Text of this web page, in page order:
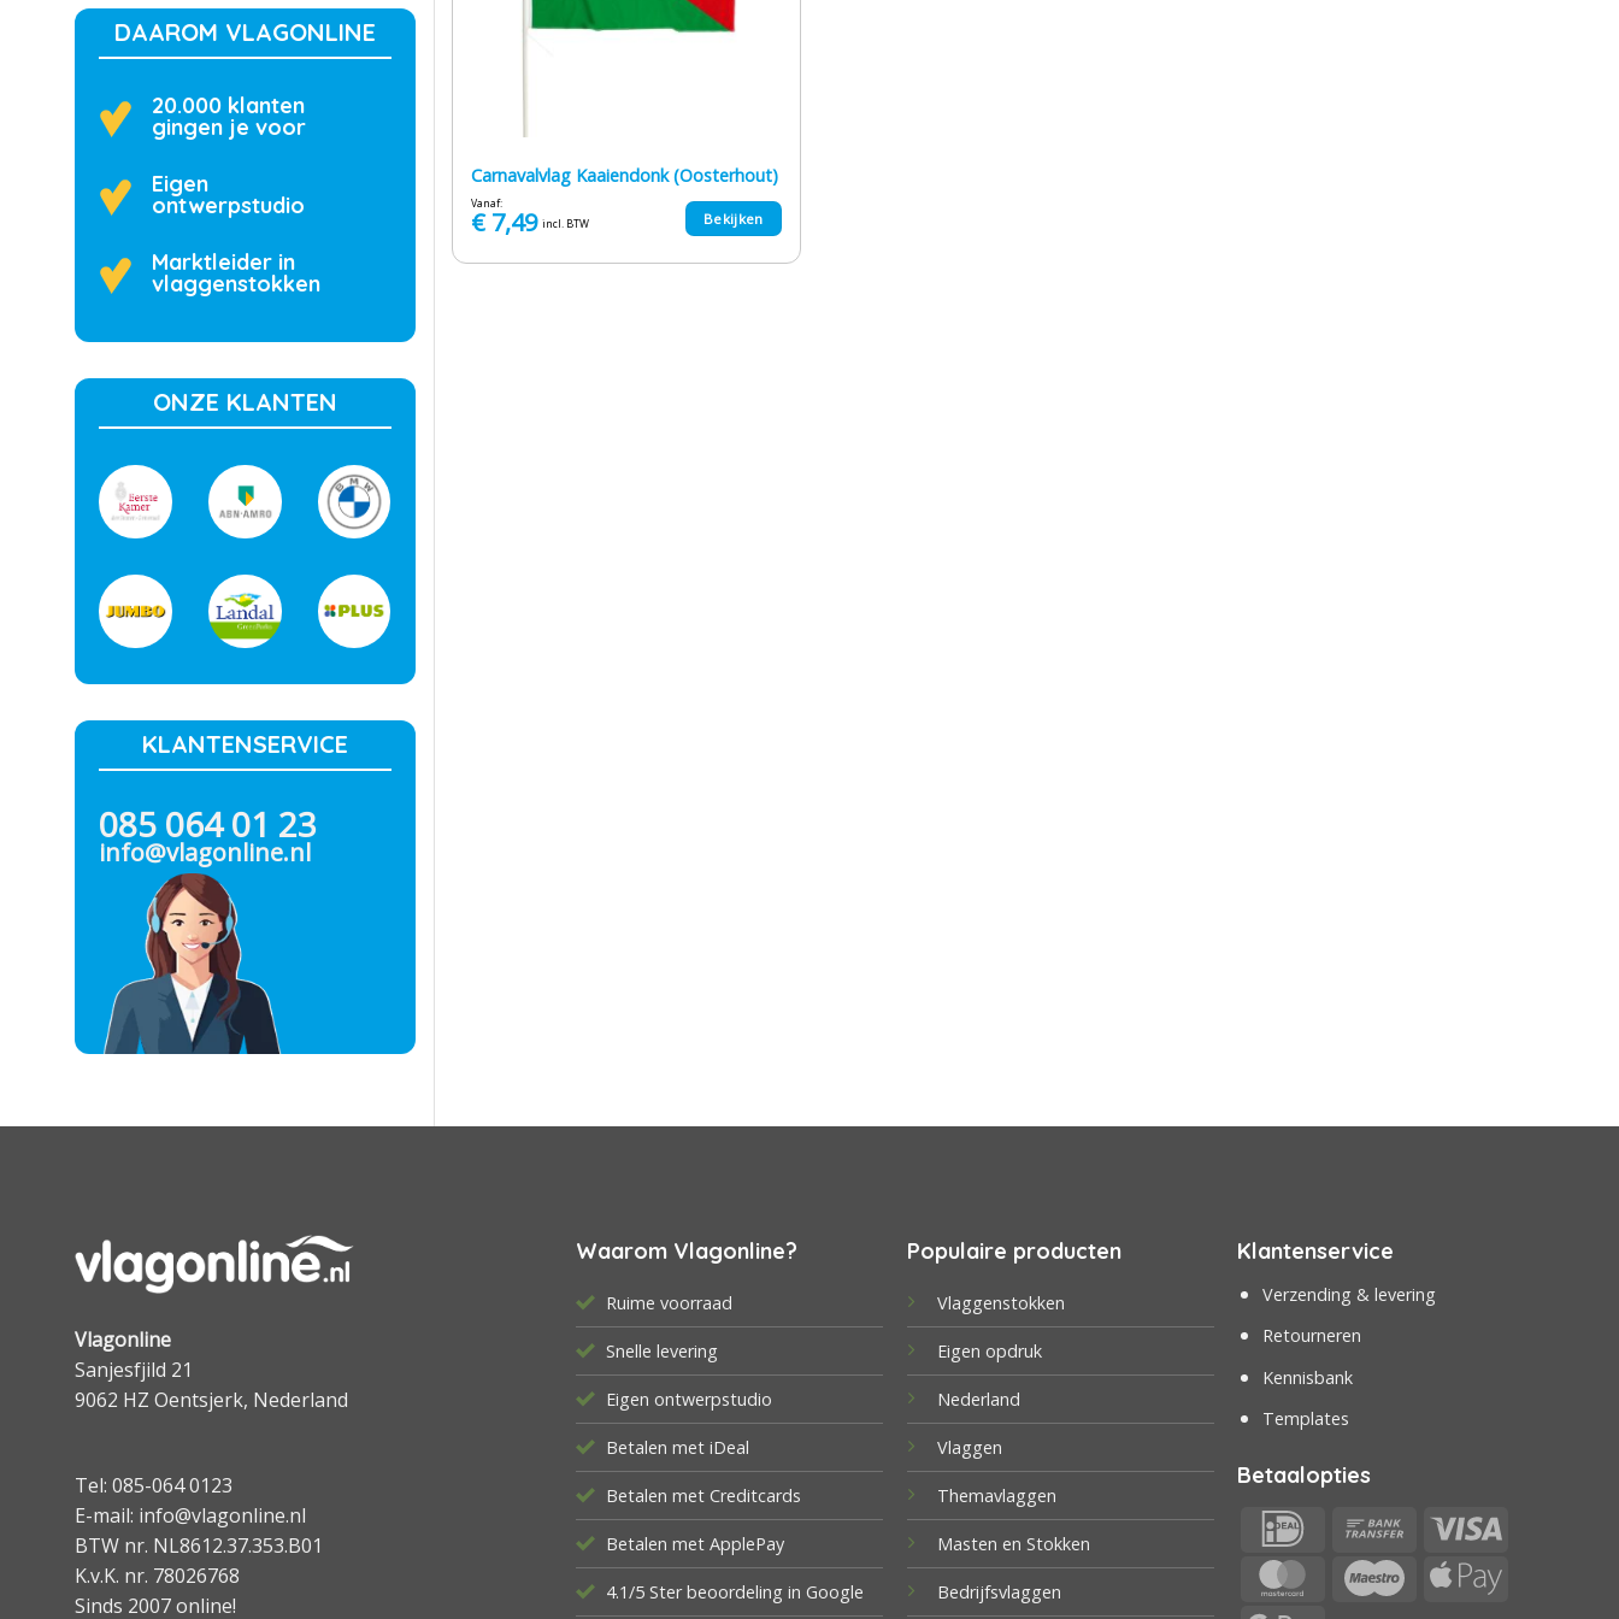
DAAROM VLAGONLINE
20.000 klanten
gingen je voor
Eigen
ontwerpstudio
Marktleider in
vlaggenstokken
ONZE KLANTEN
KLANTENSERVICE
085 064 01 23
info@vlagonline.nl
Carnavalvlag Kaaiendonk (Oosterhout)
Vanaf:
€7,49 incl. BTW Bekijken
Vlagonline
Sanjesfjild 21
9062 HZ Oentsjerk, Nederland
Tel: 085-064 0123
E-mail: info@vlagonline.nl
BTW nr. NL8612.37.353.B01
K.v.K. nr. 78026768
Sinds 2007 online!
Waarom Vlagonline?
Ruime voorraad
Snelle levering
Eigen ontwerpstudio
Betalen met iDeal
Betalen met Creditcards
Betalen met ApplePay
4.1/5 Ster beoordeling in Google
Populaire producten
Vlaggenstokken
Eigen opdruk
Nederland
Vlaggen
Themavlaggen
Masten en Stokken
Bedrijfsvlaggen
Klantenservice
Verzending & levering
Retourneren
Kennisbank
Templates
Betaalopties
IDeal
Bank
MasterCard Maestro Apple